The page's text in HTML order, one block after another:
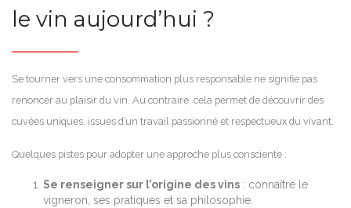
le vin aujourd’hui ?
Se tourner vers une consommation plus responsable ne signifie pas
renoncer au plaisir du vin. Au contraire, cela permet de découvrir des
cuvées uniques, issues d’un travail passionné et respectueux du vivant.
Quelques pistes pour adopter une approche plus consciente :
Se renseigner sur l’origine des vins : connaître le
vigneron, ses pratiques et sa philosophie.